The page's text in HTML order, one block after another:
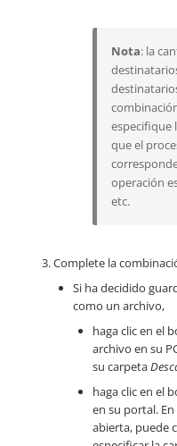
Nota: la
especifique
que el
operación
etc.
Complete la
Si ha decidido
como un archivo,
haga clic en el
archivo en su
su carpeta
haga clic en el
en su portal.
abierta, puede